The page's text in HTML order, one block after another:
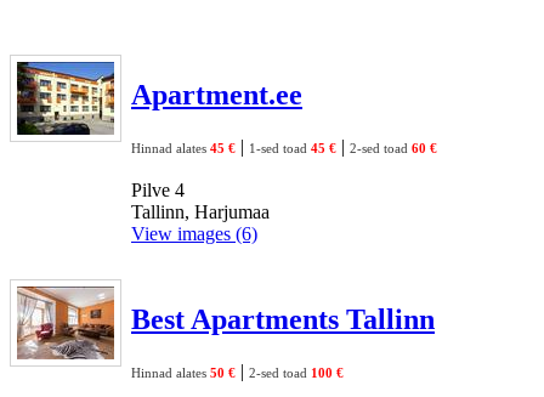
Apartment.ee
Hinnad alates 45 € | 1-sed toad 45 € | 2-sed toad 60 €
Pilve 4
Tallinn, Harjumaa
View images (6)
Best Apartments Tallinn
Hinnad alates 50 € | 2-sed toad 100 €